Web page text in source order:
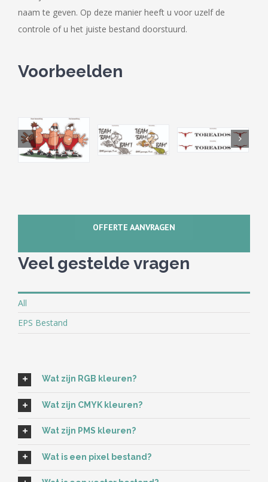
naam te geven. Op deze manier heeft u voor uzelf de
controle of u het juiste bestand doorstuurd.
Voorbeelden
OFFERTE AANVRAGEN
Veel gestelde vragen
All
EPS Bestand
Wat zijn RGB kleuren?
Wat zijn CMYK kleuren?
Wat zijn PMS kleuren?
Wat is een pixel bestand?